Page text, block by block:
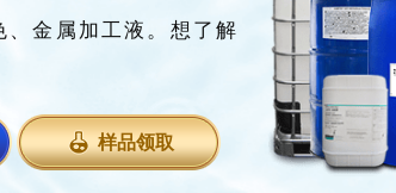
金属加工液。想了解
样品领取